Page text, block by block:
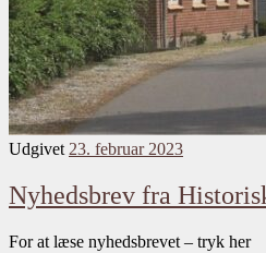
Udgivet23. februar 2023
Nyhedsbrev fra
For at læse nyhedsbrevet – tryk her